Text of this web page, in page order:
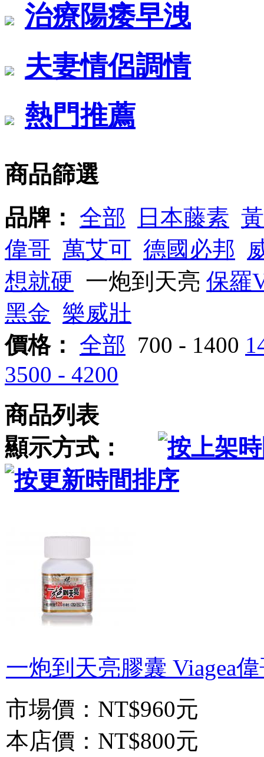
治療陽痿早洩
夫妻情侶調情
熱門推薦
商品篩選
品牌： 全部 日本藤素
偉哥 萬艾可 德國必邦
想就硬 一炮到天亮 保羅
黑金 樂威壯
價格：
全部 700 - 1400
3500 - 4200
商品列表
顯示方式：
一炮到天亮膠囊 Viagea
市場價： NT$960元
本店價： NT$800元